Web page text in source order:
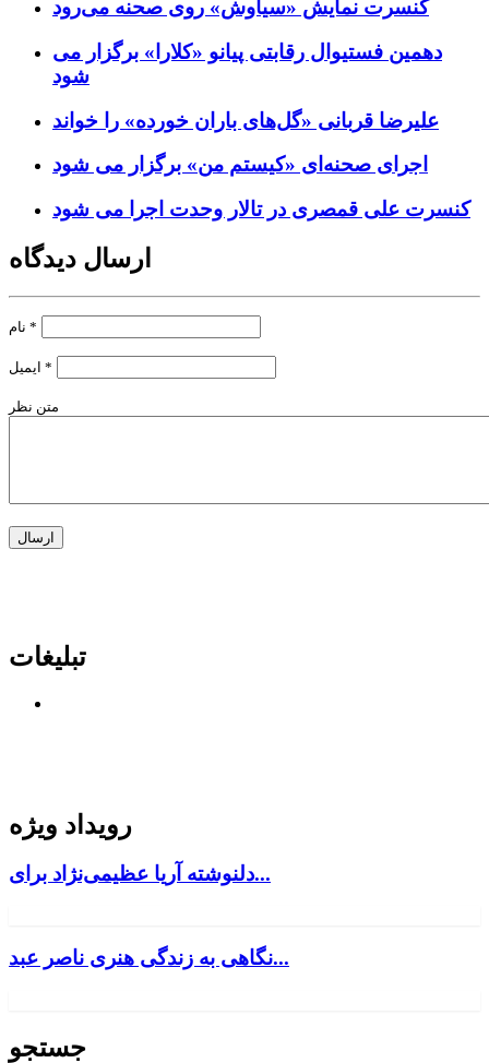
کنسرت‌ نمایش «سیاوش» روی صحنه می‌رود
دهمین فستیوال رقابتی پیانو «کلارا» برگزار می
شود
علیرضا قربانی «گل‌های باران خورده» را خواند
اجرای صحنه‌ای «کیستم من» برگزار می شود
کنسرت علی قمصری در تالار وحدت اجرا می شود
ارسال دیدگاه
*
*
متن نظر
تبلیغات
رویداد ویژه
دلنوشته آریا عظیمی‌نژاد برای...
نگاهی به زندگی هنری ناصر عبد...
جستجو